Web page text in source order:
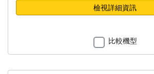
檢視詳細資訊
比較機型